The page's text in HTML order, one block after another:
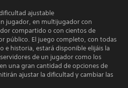
ajustable
jugador, en multijugador con
compartido o con cientos de
público. El juego completo, con todas
e historia, estará disponible elijáis la
de un jugador como los
una gran cantidad de opciones de
ajustar la dificultad y cambiar las